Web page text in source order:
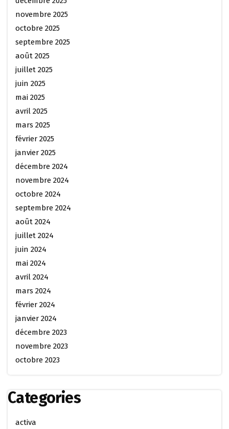
novembre 2025
octobre 2025
septembre 2025
août 2025
juillet 2025
juin 2025
mai 2025
avril 2025
mars 2025
février 2025
janvier 2025
décembre 2024
novembre 2024
octobre 2024
septembre 2024
août 2024
juillet 2024
juin 2024
mai 2024
avril 2024
mars 2024
février 2024
janvier 2024
décembre 2023
novembre 2023
octobre 2023
Categories
activa